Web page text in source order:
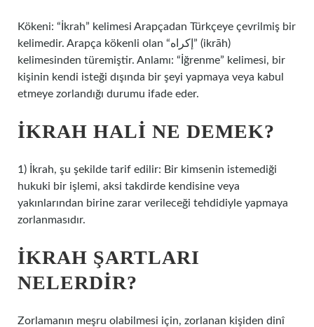
Kökeni: “İkrah” kelimesi Arapçadan Türkçeye çevrilmiş bir
kelimedir. Arapça kökenli olan “إكراه” (ikrāh)
kelimesinden türemiştir. Anlamı: “İğrenme” kelimesi, bir
kişinin kendi isteği dışında bir şeyi yapmaya veya kabul
etmeye zorlandığı durumu ifade eder.
İKRAH HALI NE DEMEK?
1) İkrah, şu şekilde tarif edilir: Bir kimsenin istemediği
hukuki bir işlemi, aksi takdirde kendisine veya
yakınlarından birine zarar verileceği tehdidiyle yapmaya
zorlanmasıdır.
İKRAH ŞARTLARI
NELERDIR?
Zorlamanın meşru olabilmesi için, zorlanan kişiden dinî